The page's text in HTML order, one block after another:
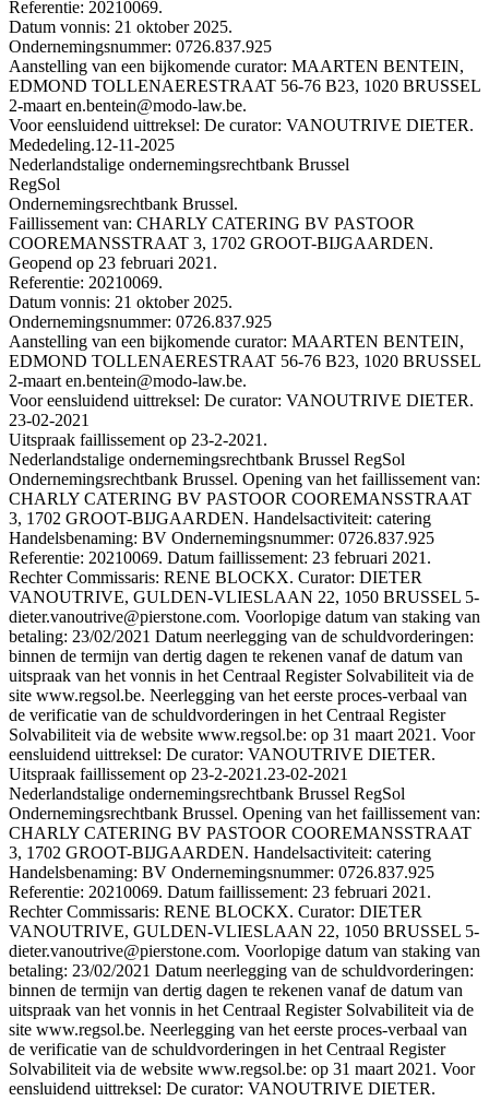
Referentie: 20210069.
Datum vonnis: 21 oktober 2025.
Ondernemingsnummer: 0726.837.925
Aanstelling van een bijkomende curator: MAARTEN BENTEIN,
EDMOND TOLLENAERESTRAAT 56-76 B23, 1020 BRUSSEL
2-maart en.bentein@modo-law.be.
Voor eensluidend uittreksel: De curator: VANOUTRIVE DIETER.
Mededeling.12-11-2025
Nederlandstalige ondernemingsrechtbank Brussel
RegSol
Ondernemingsrechtbank Brussel.
Faillissement van: CHARLY CATERING BV PASTOOR
COOREMANSSTRAAT 3, 1702 GROOT-BIJGAARDEN.
Geopend op 23 februari 2021.
Referentie: 20210069.
Datum vonnis: 21 oktober 2025.
Ondernemingsnummer: 0726.837.925
Aanstelling van een bijkomende curator: MAARTEN BENTEIN,
EDMOND TOLLENAERESTRAAT 56-76 B23, 1020 BRUSSEL
2-maart en.bentein@modo-law.be.
Voor eensluidend uittreksel: De curator: VANOUTRIVE DIETER.
23-02-2021
Uitspraak faillissement op 23-2-2021.
Nederlandstalige ondernemingsrechtbank Brussel RegSol
Ondernemingsrechtbank Brussel. Opening van het faillissement van:
CHARLY CATERING BV PASTOOR COOREMANSSTRAAT
3, 1702 GROOT-BIJGAARDEN. Handelsactiviteit: catering
Handelsbenaming: BV Ondernemingsnummer: 0726.837.925
Referentie: 20210069. Datum faillissement: 23 februari 2021.
Rechter Commissaris: RENE BLOCKX. Curator: DIETER
VANOUTRIVE, GULDEN-VLIESLAAN 22, 1050 BRUSSEL 5-
dieter.vanoutrive@pierstone.com. Voorlopige datum van staking van
betaling: 23/02/2021 Datum neerlegging van de schuldvorderingen:
binnen de termijn van dertig dagen te rekenen vanaf de datum van
uitspraak van het vonnis in het Centraal Register Solvabiliteit via de
site www.regsol.be. Neerlegging van het eerste proces-verbaal van
de verificatie van de schuldvorderingen in het Centraal Register
Solvabiliteit via de website www.regsol.be: op 31 maart 2021. Voor
eensluidend uittreksel: De curator: VANOUTRIVE DIETER.
Uitspraak faillissement op 23-2-2021.23-02-2021
Nederlandstalige ondernemingsrechtbank Brussel RegSol
Ondernemingsrechtbank Brussel. Opening van het faillissement van:
CHARLY CATERING BV PASTOOR COOREMANSSTRAAT
3, 1702 GROOT-BIJGAARDEN. Handelsactiviteit: catering
Handelsbenaming: BV Ondernemingsnummer: 0726.837.925
Referentie: 20210069. Datum faillissement: 23 februari 2021.
Rechter Commissaris: RENE BLOCKX. Curator: DIETER
VANOUTRIVE, GULDEN-VLIESLAAN 22, 1050 BRUSSEL 5-
dieter.vanoutrive@pierstone.com. Voorlopige datum van staking van
betaling: 23/02/2021 Datum neerlegging van de schuldvorderingen:
binnen de termijn van dertig dagen te rekenen vanaf de datum van
uitspraak van het vonnis in het Centraal Register Solvabiliteit via de
site www.regsol.be. Neerlegging van het eerste proces-verbaal van
de verificatie van de schuldvorderingen in het Centraal Register
Solvabiliteit via de website www.regsol.be: op 31 maart 2021. Voor
eensluidend uittreksel: De curator: VANOUTRIVE DIETER.